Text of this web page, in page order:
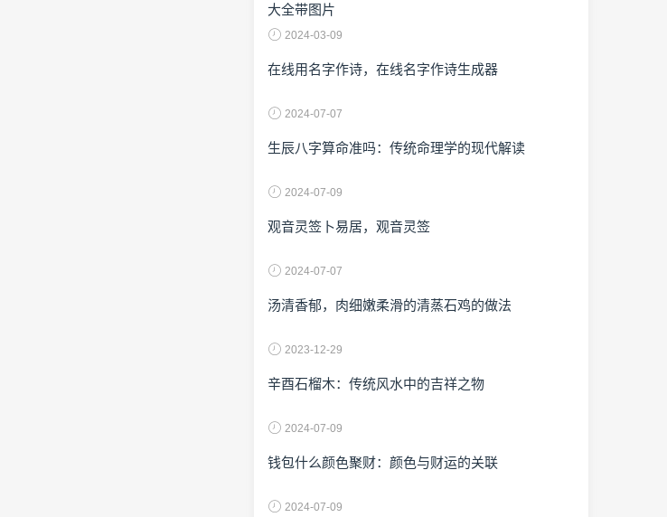
大全带图片
2024-03-09
在线用名字作诗，在线名字作诗生成器
2024-07-07
生辰八字算命准吗：传统命理学的现代解读
2024-07-09
观音灵签卜易居，观音灵签
2024-07-07
汤清香郁，肉细嫩柔滑的清蒸石鸡的做法
2023-12-29
辛酉石榴木：传统风水中的吉祥之物
2024-07-09
钱包什么颜色聚财：颜色与财运的关联
2024-07-09